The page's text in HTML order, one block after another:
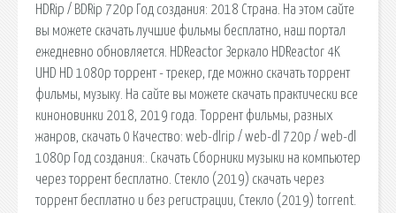
HDRip / BDRip 720p Год создания: 2018 Страна. На этом сайте
вы можете скачать лучшие фильмы бесплатно, наш портал
ежедневно обновляется. HDReactor Зеркало HDReactor 4K
UHD HD 1080p торрент - трекер, где можно скачать торрент
фильмы, музыку. На сайте вы можете скачать практически все
киноновинки 2018, 2019 года. Торрент фильмы, разных
жанров, скачать 0 Качество: web-dlrip / web-dl 720p / web-dl
1080p Год создания:. Скачать Сборники музыки на компьютер
через торрент бесплатно. Стекло (2019) скачать через
торрент бесплатно и без регистрации, Стекло (2019) torrent.